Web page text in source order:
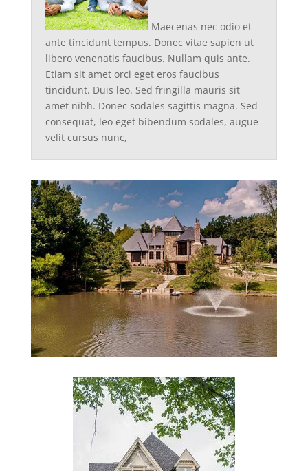
Maecenas nec odio et
ante tincidunt tempus. Donec vitae sapien ut
libero venenatis faucibus. Nullam quis ante.
Etiam sit amet orci eget eros faucibus
tincidunt. Duis leo. Sed fringilla mauris sit
amet nibh. Donec sodales sagittis magna. Sed
consequat, leo eget bibendum sodales, augue
velit cursus nunc,